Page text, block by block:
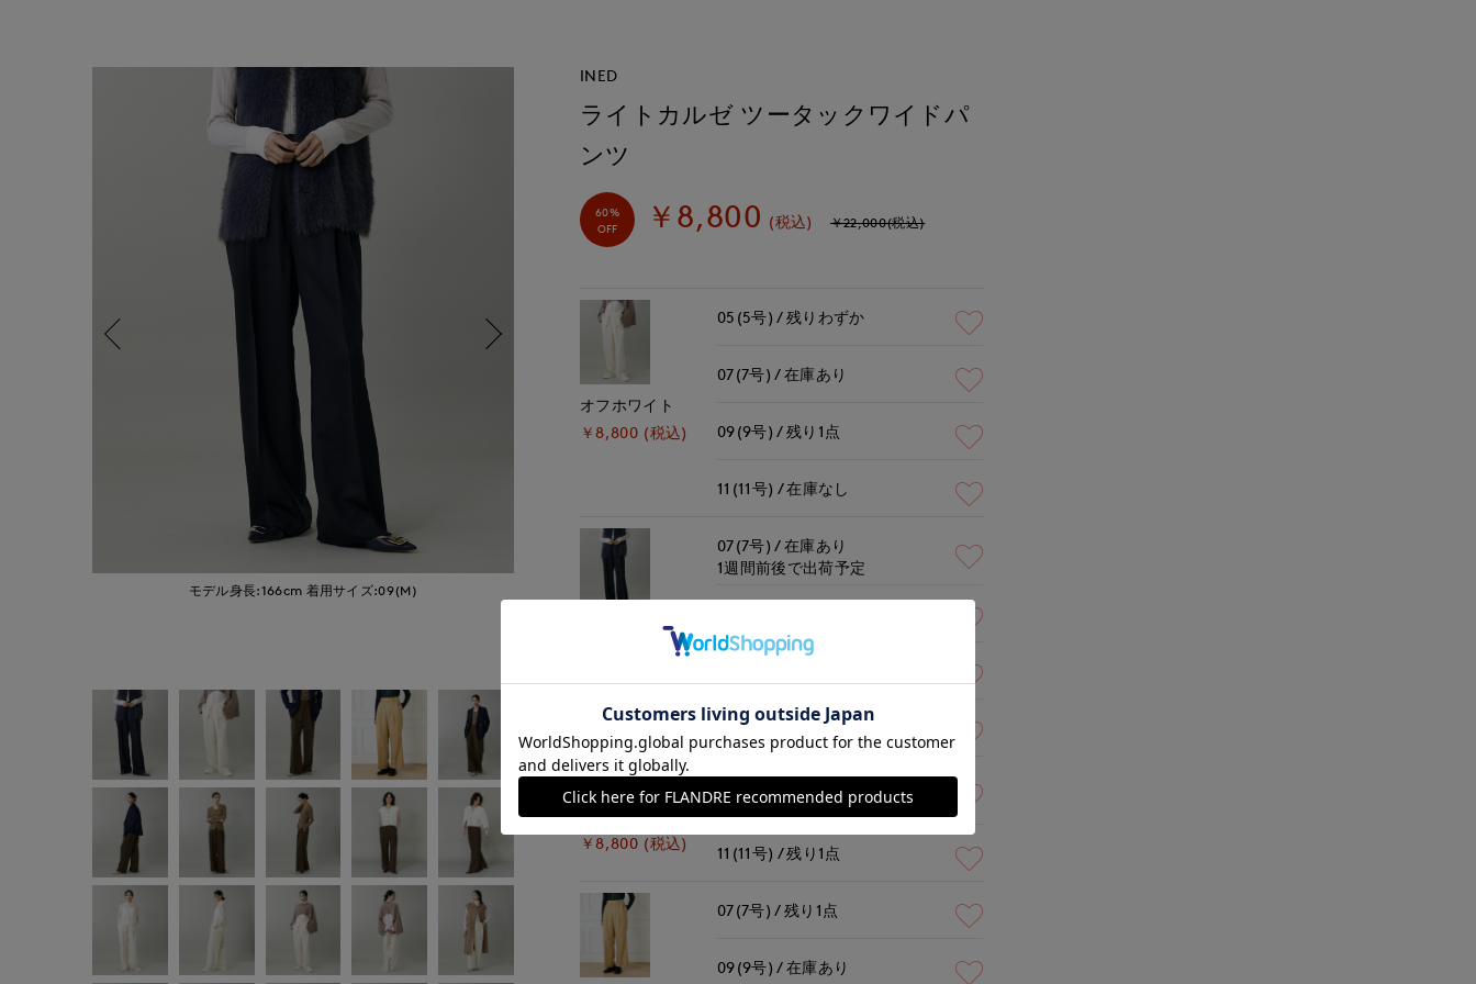
モデル身長:166cm 着用サイズ:09(M) モデル身長:166cm
INED
ライトカルゼ ツータックワイドパ
ンツ
60%
OFF
￥8,800 (税込) ￥22,000(税込)
オフホワイト
￥8,800 (税込)
05(5号) 残りわずか
07(7号) 在庫あり
09(9号) 残り1点
11(11号) 在庫なし
￥8,800 (税込)
07(7号)
在庫あり
1週間前後で出荷予定
ブラウン
￥8,800 (税込)
07(7号) 残りわずか
1週間前後で出荷予定
11(11号) 残り1点
07(7号) 残り1点
09(9号) 在庫あり